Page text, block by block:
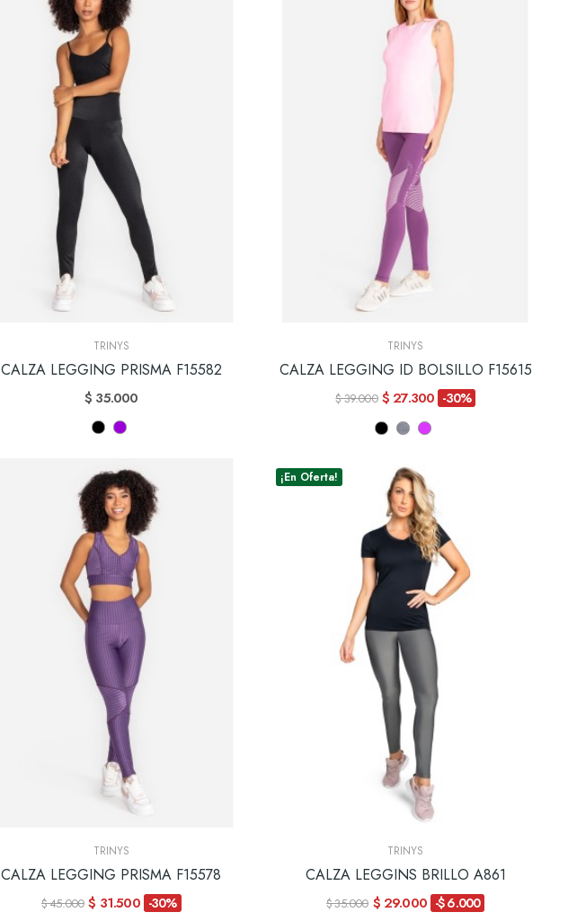
TRINYS
CALZA LEGGING PRISMA F15582
$ 35.000
TRINYS
CALZA LEGGING ID BOLSILLO F15615
$ 39.000 $ 27.300 -30%
TRINYS
CALZA LEGGING PRISMA F15578
$ 45.000 $ 31.500 -30%
¡En Oferta!
TRINYS
CALZA LEGGINS BRILLO A861
$ 35.000 $ 29.000 -$ 6.000